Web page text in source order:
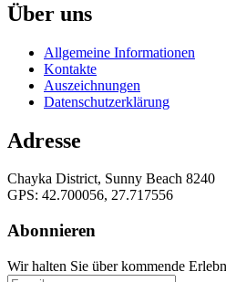
Über uns
Allgemeine Informationen
Kontakte
Auszeichnungen
Datenschutzerklärung
Adresse
Chayka District, Sunny Beach 8240
GPS: 42.700056, 27.717556
Abonnieren
Wir halten Sie über kommende